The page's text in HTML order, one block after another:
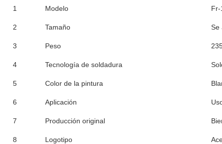
1 Modelo Fr-
2 Tamaño Se
3 Peso
4 Tecnología de soldadura
5 Color de la pintura
6 Aplicación
7 Producción original
8 Logotipo